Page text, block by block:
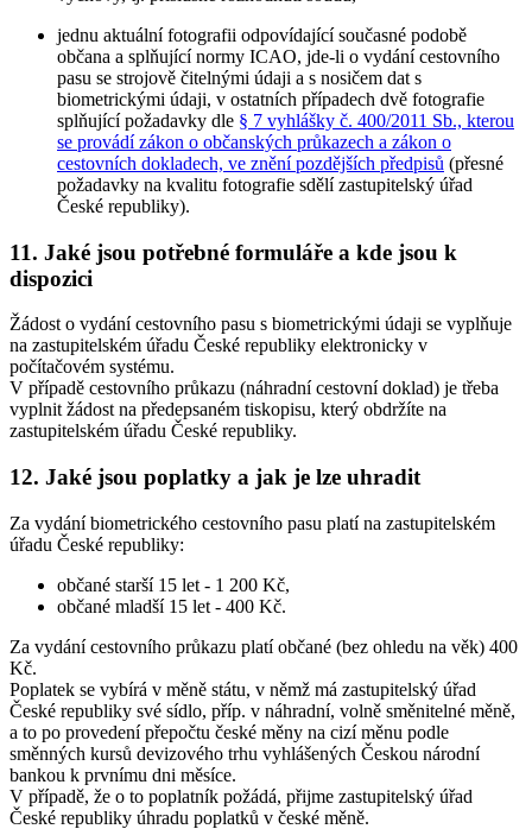
jednu aktuální fotografii odpovídající současné podobě
občana a splňující normy ICAO, jde-li o vydání cestovního
pasu se strojově čitelnými údaji a s nosičem dat s
biometrickými údaji, v ostatních případech dvě fotografie
splňující požadavky dle § 7 vyhlášky č. 400/2011 Sb., kterou
se provádí zákon o občanských průkazech a zákon o
cestovních dokladech, ve znění pozdějších předpisů (přesné
požadavky na kvalitu fotografie sdělí zastupitelský úřad
České republiky).
11. Jaké jsou potřebné formuláře a kde jsou k
dispozici
Žádost o vydání cestovního pasu s biometrickými údaji se vyplňuje
na zastupitelském úřadu České republiky elektronicky v
počítačovém systému.
V případě cestovního průkazu (náhradní cestovní doklad) je třeba
vyplnit žádost na předepsaném tiskopisu, který obdržíte na
zastupitelském úřadu České republiky.
12. Jaké jsou poplatky a jak je lze uhradit
Za vydání biometrického cestovního pasu platí na zastupitelském
úřadu České republiky:
občané starší 15 let - 1 200 Kč,
občané mladší 15 let - 400 Kč.
Za vydání cestovního průkazu platí občané (bez ohledu na věk) 400
Kč.
Poplatek se vybírá v měně státu, v němž má zastupitelský úřad
České republiky své sídlo, příp. v náhradní, volně směnitelné měně,
a to po provedení přepočtu české měny na cizí měnu podle
směnných kursů devizového trhu vyhlášených Českou národní
bankou k prvnímu dni měsíce.
V případě, že o to poplatník požádá, přijme zastupitelský úřad
České republiky úhradu poplatků v české měně.